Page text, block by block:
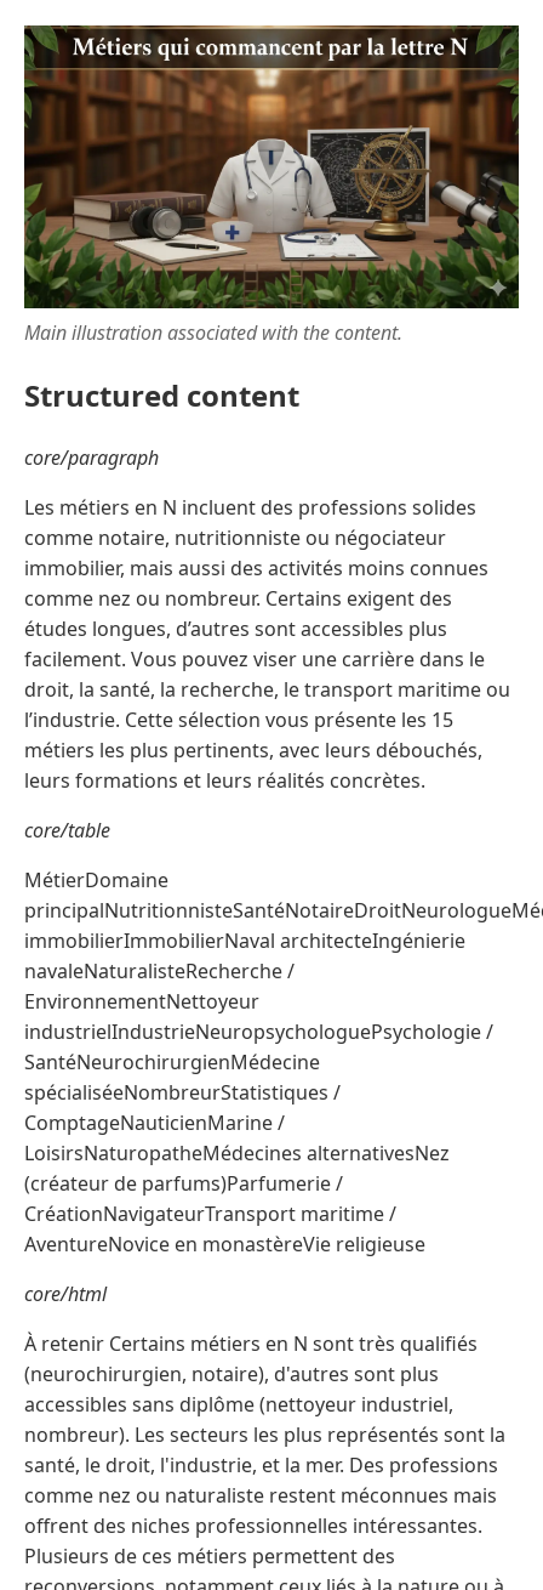
Main illustration associated with the content.
Structured content
core/paragraph
Les métiers en N incluent des professions solides
comme notaire, nutritionniste ou négociateur
immobilier, mais aussi des activités moins connues
comme nez ou nombreur. Certains exigent des
études longues, d’autres sont accessibles plus
facilement. Vous pouvez viser une carrière dans le
droit, la santé, la recherche, le transport maritime ou
l’industrie. Cette sélection vous présente les 15
métiers les plus pertinents, avec leurs débouchés,
leurs formations et leurs réalités concrètes.
core/table
MétierDomaine
immobilierImmobilierNaval architecteIngénierie
navaleNaturalisteRecherche /
EnvironnementNettoyeur
industrielIndustrieNeuropsychologuePsychologie /
SantéNeurochirurgienMédecine
spécialiséeNombreurStatistiques /
ComptageNauticienMarine /
LoisirsNaturopatheMédecines alternativesNez
(créateur de parfums)Parfumerie /
CréationNavigateurTransport maritime /
AventureNovice en monastèreVie religieuse
core/html
À retenir Certains métiers en N sont très qualifiés
(neurochirurgien, notaire), d'autres sont plus
accessibles sans diplôme (nettoyeur industriel,
nombreur). Les secteurs les plus représentés sont la
santé, le droit, l'industrie, et la mer. Des professions
comme nez ou naturaliste restent méconnues mais
offrent des niches professionnelles intéressantes.
Plusieurs de ces métiers permettent des